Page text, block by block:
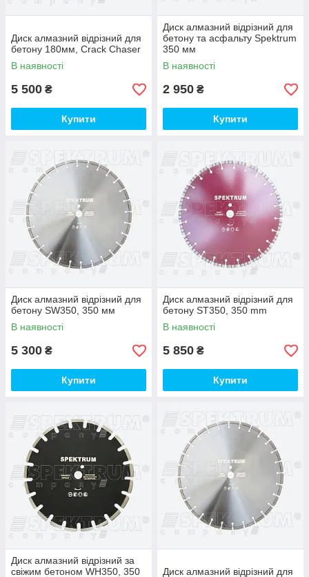
Диск алмазний відрізний для
бетону 180мм, Crack Chaser
В наявності
5 500 ₴
Купити
Диск алмазний відрізний для
бетону та асфальту Spektrum
350 мм
В наявності
2 950 ₴
Купити
Диск алмазний відрізний для
бетону SW350, 350 мм
В наявності
5 300 ₴
Купити
Диск алмазний відрізний для
бетону ST350, 350 mm
В наявності
5 850 ₴
Купити
Диск алмазний відрізний за
свіжим бетоном WH350, 350
Диск алмазний відрізний для